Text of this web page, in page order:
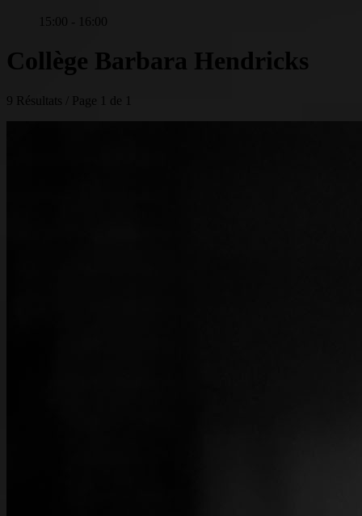
15:00 - 16:00
Collège Barbara Hendricks
9 Résultats / Page 1 de 1